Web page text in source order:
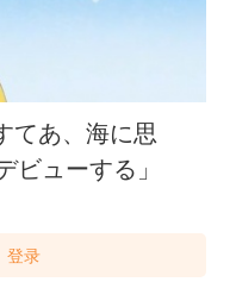
てあ、海に思
ビューする」
登录